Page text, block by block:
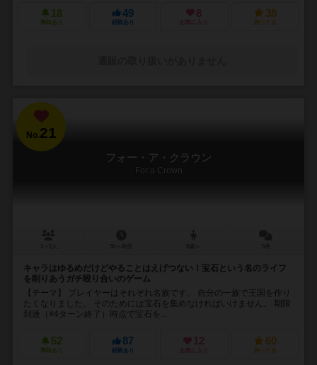
18
興味あり
49
経験あり
8
お気に入り
38
持ってる
No.21
フォー・ア・クラウン
For a Crown
キャラはゆるめだけどやることはえげつない！宝石という名のライフ
を削りあうガチ殴り合いのゲーム
【テーマ】 プレイヤーはそれぞれ名族です。 自分の一族で王国を作り
たくなりました。 そのためには宝石を集めなければいけません。 期限
到達（※4ターン終了）時点で宝石を...
52
興味あり
87
経験あり
12
お気に入り
60
持ってる